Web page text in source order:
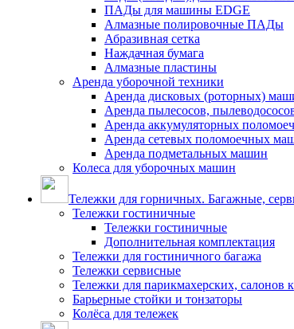
ПАДы для машины EDGE
Алмазные полировочные ПАДы
Абразивная сетка
Наждачная бумага
Алмазные пластины
Аренда уборочной техники
Аренда дисковых (роторных)
Аренда пылесосов,
Аренда аккумуляторных
Аренда сетевых поломоечных
Аренда подметальных машин
Колеса для уборочных машин
Тележки для горничных. Багажные,
Тележки гостиничные
Тележки гостиничные
Дополнительная комплектация
Тележки для гостиничного багажа
Тележки сервисные
Тележки для парикмахерских, салонов
Барьерные стойки и тонзаторы
Колёса для тележек